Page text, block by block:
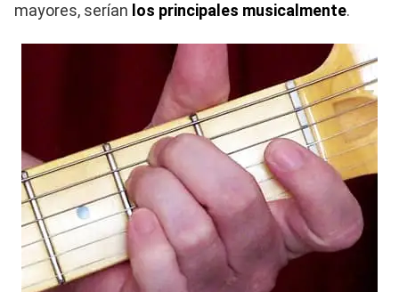
mayores, serían los principales musicalmente.